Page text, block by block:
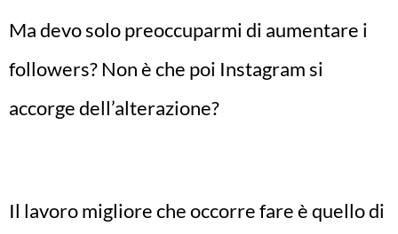
Ma devo solo preoccuparmi di aumentare i
followers? Non è che poi Instagram si
accorge dell’alterazione?
Il lavoro migliore che occorre fare è quello di